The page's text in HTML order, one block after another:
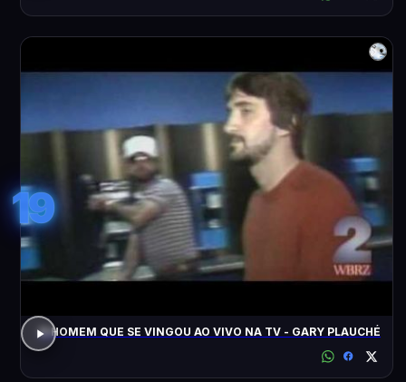
19
O HOMEM QUE SE VINGOU AO VIVO NA TV - GARY PLAUCHÉ